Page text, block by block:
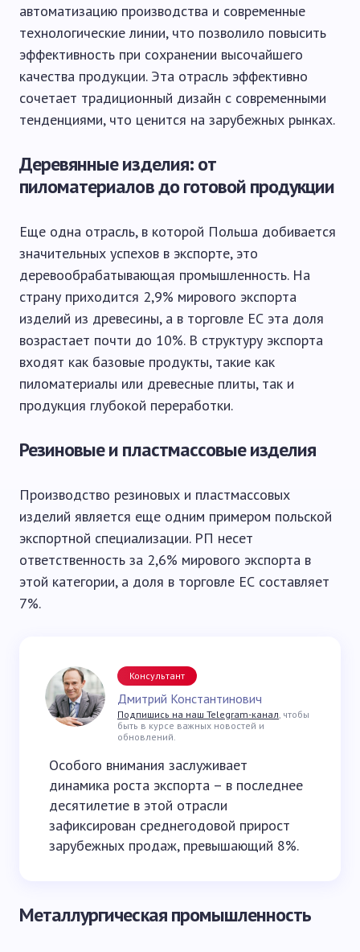
автоматизацию производства и современные
технологические линии, что позволило повысить
эффективность при сохранении высочайшего
качества продукции. Эта отрасль эффективно
сочетает традиционный дизайн с современными
тенденциями, что ценится на зарубежных рынках.
Деревянные изделия: от
пиломатериалов до готовой продукции
Еще одна отрасль, в которой Польша добивается
значительных успехов в экспорте, это
деревообрабатывающая промышленность. На
страну приходится 2,9% мирового экспорта
изделий из древесины, а в торговле ЕС эта доля
возрастает почти до 10%. В структуру экспорта
входят как базовые продукты, такие как
пиломатериалы или древесные плиты, так и
продукция глубокой переработки.
Резиновые и пластмассовые изделия
Производство резиновых и пластмассовых
изделий является еще одним примером польской
экспортной специализации. РП несет
ответственность за 2,6% мирового экспорта в
этой категории, а доля в торговле ЕС составляет
7%.
Консультант
Дмитрий Константинович
Подпишись на наш Telegram-канал , чтобы
быть в курсе важных новостей и
обновлений.
Особого внимания заслуживает
динамика роста экспорта – в последнее
десятилетие в этой отрасли
зафиксирован среднегодовой прирост
зарубежных продаж, превышающий 8%.
Металлургическая промышленность